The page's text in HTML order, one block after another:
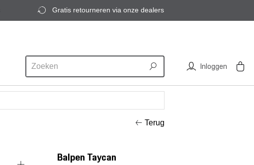
Gratis retourneren via onze dealers
Inloggen
Terug
Balpen Taycan